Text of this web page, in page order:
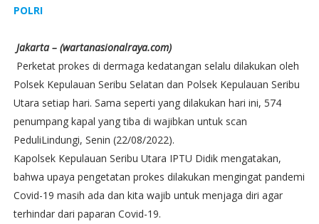
POLRI
Jakarta – (wartanasionalraya.com)
Perketat prokes di dermaga kedatangan selalu dilakukan oleh
Polsek Kepulauan Seribu Selatan dan Polsek Kepulauan Seribu
Utara setiap hari. Sama seperti yang dilakukan hari ini, 574
penumpang kapal yang tiba di wajibkan untuk scan
PeduliLindungi, Senin (22/08/2022).
Kapolsek Kepulauan Seribu Utara IPTU Didik mengatakan,
bahwa upaya pengetatan prokes dilakukan mengingat pandemi
Covid-19 masih ada dan kita wajib untuk menjaga diri agar
terhindar dari paparan Covid-19.